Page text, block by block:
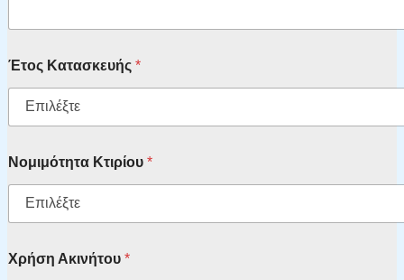
Έτος Κατασκευής *
Νομιμότητα Κτιρίου *
Χρήση Ακινήτου *